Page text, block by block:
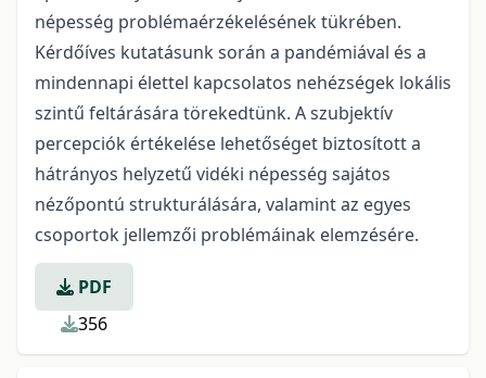
népesség problémaérzékelésének tükrében.
Kérdőíves kutatásunk során a pandémiával és a
mindennapi élettel kapcsolatos nehézségek lokális
szintű feltárására törekedtünk. A szubjektív
percepciók értékelése lehetőséget biztosított a
hátrányos helyzetű vidéki népesség sajátos
nézőpontú strukturálására, valamint az egyes
csoportok jellemzői problémáinak elemzésére.
PDF
356